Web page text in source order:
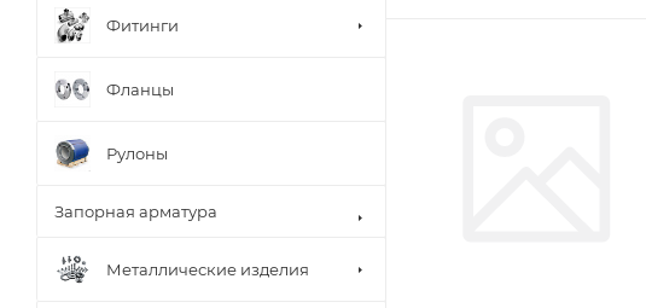
Фитинги
Фланцы
Рулоны
Запорная арматура
Металлические изделия